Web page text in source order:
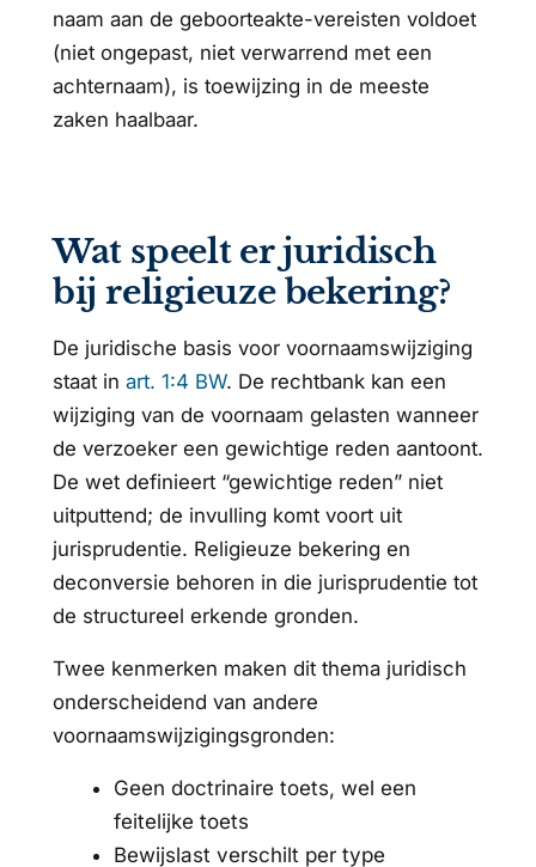
naam aan de geboorteakte-vereisten voldoet
(niet ongepast, niet verwarrend met een
achternaam), is toewijzing in de meeste
zaken haalbaar.
Wat speelt er juridisch
bij religieuze bekering?
De juridische basis voor voornaamswijziging
staat in art. 1:4 BW. De rechtbank kan een
wijziging van de voornaam gelasten wanneer
de verzoeker een gewichtige reden aantoont.
De wet definieert “gewichtige reden” niet
uitputtend; de invulling komt voort uit
jurisprudentie. Religieuze bekering en
deconversie behoren in die jurisprudentie tot
de structureel erkende gronden.
Twee kenmerken maken dit thema juridisch
onderscheidend van andere
voornaamswijzigingsgronden:
Geen doctrinaire toets, wel een
feitelijke toets
Bewijslast verschilt per type